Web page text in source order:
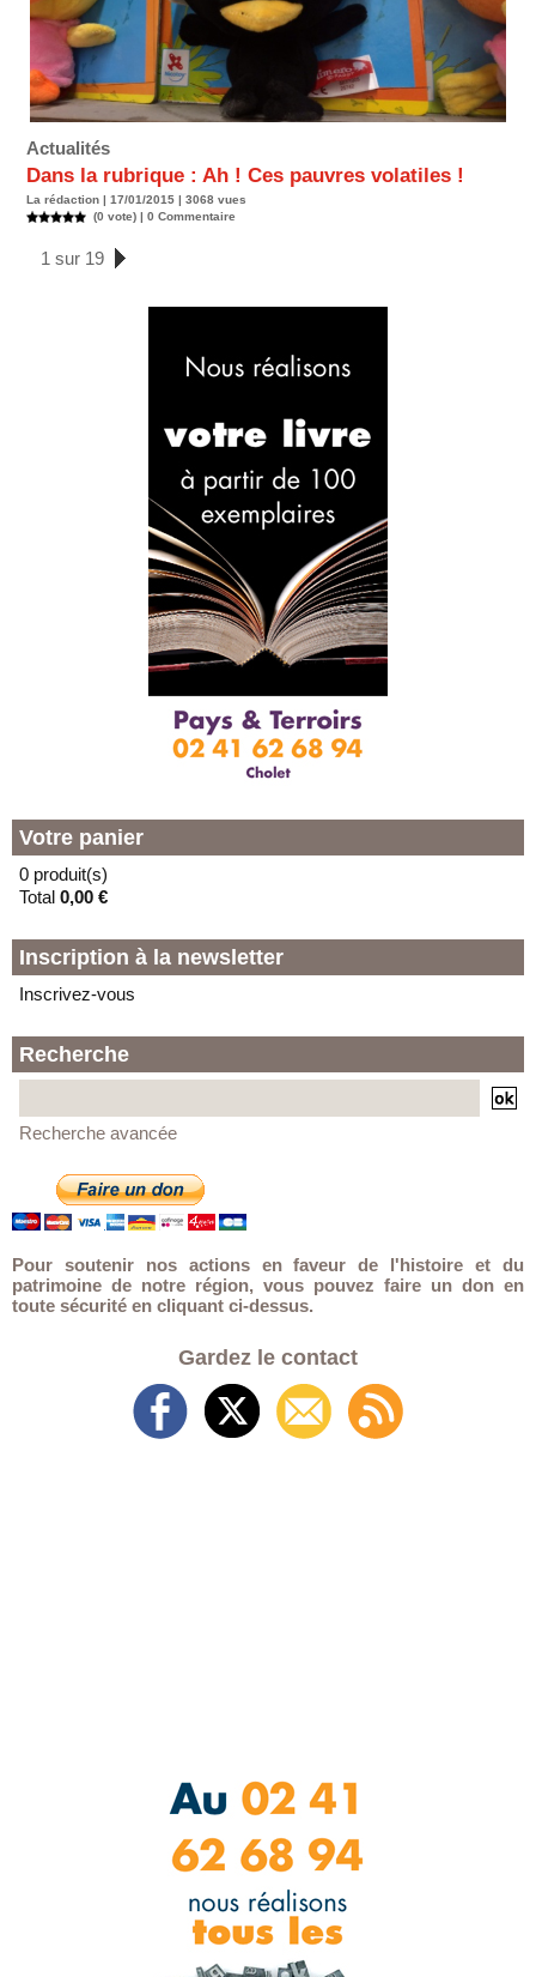
Actualités
Dans la rubrique : Ah ! Ces pauvres volatiles !
La rédaction | 17/01/2015 | 3068 vues
(0 vote) | 0 Commentaire
1 sur 19
Votre panier
0 produit(s)
Total 0,00 €
Inscription à la newsletter
Inscrivez-vous
Recherche
Recherche avancée
Pour soutenir nos actions en faveur de l'histoire et du
patrimoine de notre région, vous pouvez faire un don en
toute sécurité en cliquant ci-dessus.
Gardez le contact